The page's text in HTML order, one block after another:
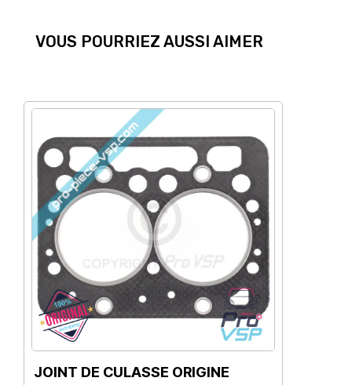
VOUS POURRIEZ AUSSI AIMER
JOINT DE CULASSE ORIGINE